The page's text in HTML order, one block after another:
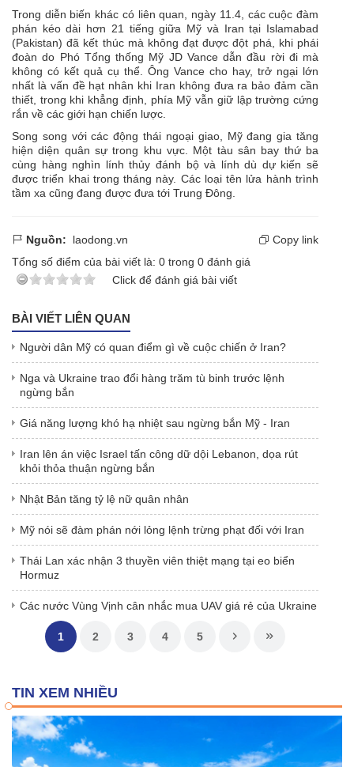
Trong diễn biến khác có liên quan, ngày 11.4, các cuộc đàm
phán kéo dài hơn 21 tiếng giữa Mỹ và Iran tại Islamabad
(Pakistan) đã kết thúc mà không đạt được đột phá, khi phái
đoàn do Phó Tổng thống Mỹ JD Vance dẫn đầu rời đi mà
không có kết quả cụ thể. Ông Vance cho hay, trở ngại lớn
nhất là vấn đề hạt nhân khi Iran không đưa ra bảo đảm cần
thiết, trong khi khẳng định, phía Mỹ vẫn giữ lập trường cứng
rắn về các giới hạn chiến lược.
Song song với các động thái ngoại giao, Mỹ đang gia tăng
hiện diện quân sự trong khu vực. Một tàu sân bay thứ ba
cùng hàng nghìn línhthủy đánh bộ và lính dù dự kiến sẽ
được triển khai trong tháng này. Các loại tên lửa hành trình
tầm xa cũng đang được đưa tới Trung Đông.
Nguồn: laodong.vn
Copy link
Tổng số điểm của bài viết là: 0 trong 0 đánh giá
Click để đánh giá bài viết
BÀI VIẾT LIÊN QUAN
Người dân Mỹ có quan điểm gì về cuộc chiến ở Iran?
Nga và Ukraine trao đổi hàng trăm tù binh trước lệnh
ngừng bắn
Giá năng lượng khó hạ nhiệt sau ngừng bắn Mỹ - Iran
Iran lên án việc Israel tấn công dữ dội Lebanon, dọa rút
khỏi thỏa thuận ngừng bắn
Nhật Bản tăng tỷ lệ nữ quân nhân
Mỹ nói sẽ đàm phán nới lỏng lệnh trừng phạt đối với Iran
Thái Lan xác nhận 3 thuyền viên thiệt mạng tại eo biển
Hormuz
Các nước Vùng Vịnh cân nhắc mua UAV giá rẻ của Ukraine
1 2 3 4 5
TIN XEM NHIỀU